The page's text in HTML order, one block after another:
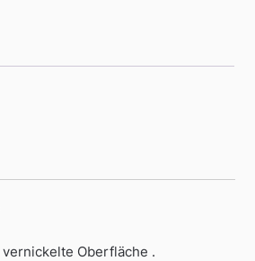
Oberfläche .